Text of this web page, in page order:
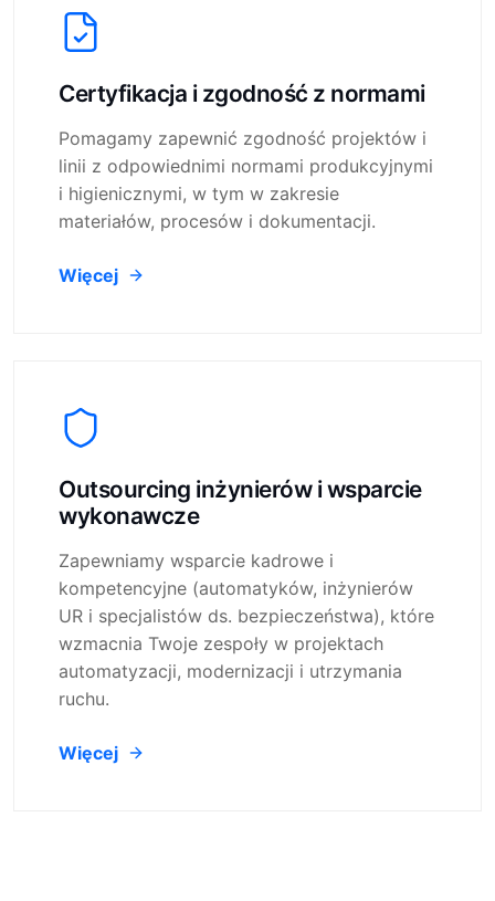
Certyfikacja i zgodność z normami
Pomagamy zapewnić zgodność projektów i
linii z odpowiednimi normami produkcyjnymi
i higienicznymi, w tym w zakresie
materiałów, procesów i dokumentacji.
Więcej
Outsourcing inżynierów i wsparcie
wykonawcze
Zapewniamy wsparcie kadrowe i
kompetencyjne (automatyków, inżynierów
UR i specjalistów ds. bezpieczeństwa), które
wzmacnia Twoje zespoły w projektach
automatyzacji, modernizacji i utrzymania
ruchu.
Więcej